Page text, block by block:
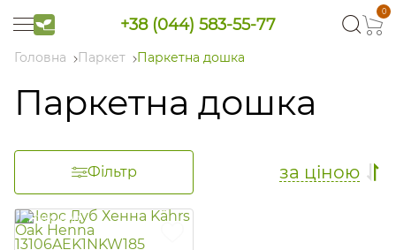
+38 (044) 583-55-77
0
Головна Паркет Паркетна дошка
Паркетна дошка
за ціною
Фільтр